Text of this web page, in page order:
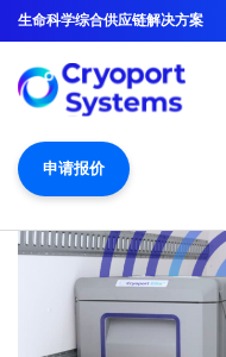
生命科学综合供应链解决方案
申请报价